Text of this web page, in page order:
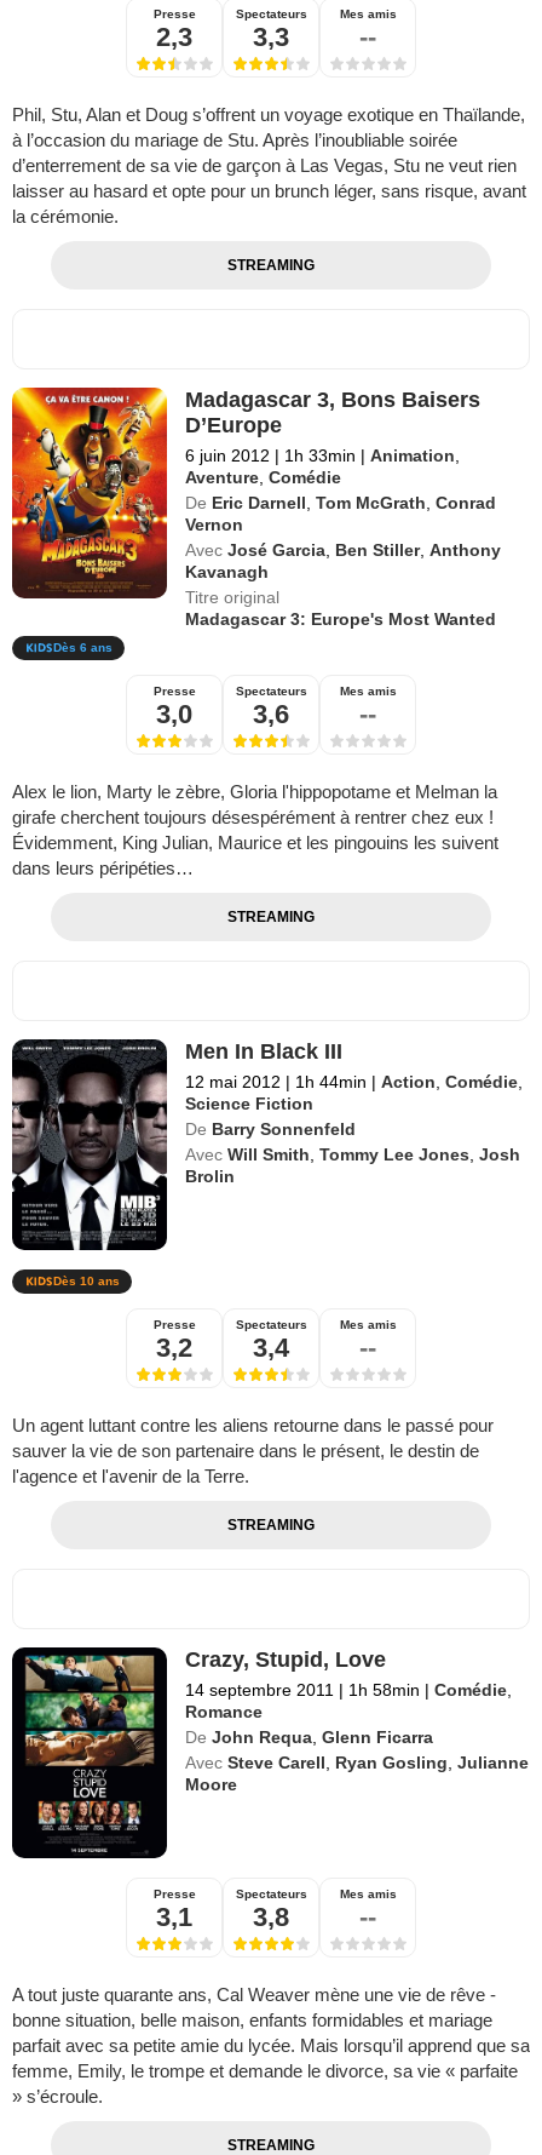
Presse
2,3
Spectateurs
3,3
Mes amis
--
Phil, Stu, Alan et Doug s’offrent un voyage exotique en Thaïlande,
à l’occasion du mariage de Stu. Après l’inoubliable soirée
d’enterrement de sa vie de garçon à Las Vegas, Stu ne veut rien
laisser au hasard et opte pour un brunch léger, sans risque, avant
la cérémonie.
STREAMING
Madagascar 3, Bons Baisers
D’Europe
6 juin 2012 | 1h 33min | Animation
Aventure ,Comédie
De Eric Darnell ,Tom McGrath ,Conrad
Vernon
Avec José Garcia Ben Stiller,Anthony
Kavanagh
Titre original
Madagascar 3: Europe's Most Wanted
Dès 6 ans
Presse
3,0
Spectateurs
3,6
Mes amis
--
Alex le lion, Marty le zèbre, Gloria l'hippopotame et Melman la
girafe cherchent toujours désespérément à rentrer chez eux !
Évidemment, King Julian, Maurice et les pingouins les suivent
dans leurs péripéties…
STREAMING
Men In Black III
12 mai 2012 | 1h 44min | Action ,Comédie
Science Fiction
De Barry Sonnenfeld
Avec Will Smith ,Tommy Lee Jones ,Josh
Brolin
Dès 10 ans
Presse
3,2
Spectateurs
3,4
Mes amis
--
Un agent luttant contre les aliens retourne dans le passé pour
sauver la vie de son partenaire dans le présent, le destin de
l'agence et l'avenir de la Terre.
STREAMING
Crazy, Stupid, Love
14 septembre 2011 | 1h 58min | Comédie
Romance
De John Requa ,Glenn Ficarra
Avec Steve Carell Ryan Gosling ,Julianne
Moore
Presse
3,1
Spectateurs
3,8
Mes amis
--
A tout juste quarante ans, Cal Weaver mène une vie de rêve -
bonne situation, belle maison, enfants formidables et mariage
parfait avec sa petite amie du lycée. Mais lorsqu’il apprend que sa
femme, Emily, le trompe et demande le divorce, sa vie « parfaite
» s’écroule.
STREAMING